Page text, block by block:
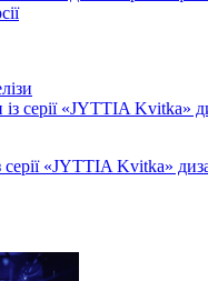
серії «JYTTIA Kvitka»